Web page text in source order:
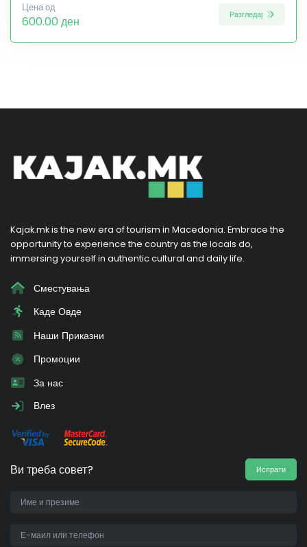
Цена од
600.00 ден Разгледај
Kajak.mk is the new era of tourism in Macedonia. Embrace the
opportunity to experience the country as the locals do,
immersing yourself in authentic cultural and daily life.
Сместувања
Каде Овде
Наши Приказни
Промоции
За нас
Влез
Ви треба совет? Испрати